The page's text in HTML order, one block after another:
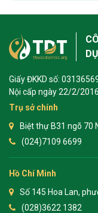
Giấy ĐKKD số:
Nội cấp ngày 22/2/2016
Trụ sở chính
Biệt thự B31 ngõ 70
(024)7109 6699
Hồ Chí Minh
Số 145 Hoa Lan,
(028)3622 1382